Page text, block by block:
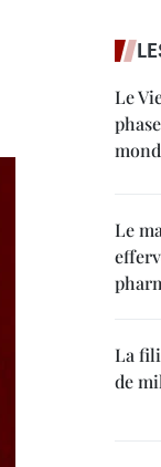
Le
Le
La
de